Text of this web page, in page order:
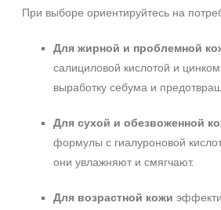
При выборе ориентируйтесь на
Для жирной и проблемной
салициловой кислотой и
выработку себума и
Для сухой и обезвоженной
формулы с гиалуроновой
они увлажняют и смягчают.
Для возрастной кожи